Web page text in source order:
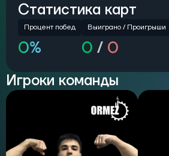
Статистика карт
Процент побед
0%
Выиграно / Проигрыши
0 / 0
Игроки команды